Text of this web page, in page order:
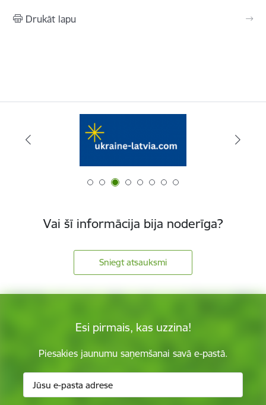
Drukāt lapu
Vai šī informācija bija noderīga?
Sniegt atsauksmi
Esi pirmais, kas uzzina!
Piesakies jaunumu saņemšanai savā e-pastā.